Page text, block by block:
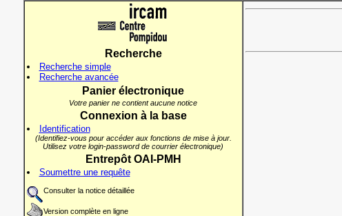
Recherche
Recherche simple
Recherche avancée
Panier électronique
Votre panier ne contient aucune notice
Connexion à la base
Identification
(Identifiez-vous pour accéder aux fonctions de mise à jour.
Utilisez votre login-password de courrier électronique)
Entrepôt OAI-PMH
Soumettre une requête
Consulter la notice détaillée
Version complète en ligne